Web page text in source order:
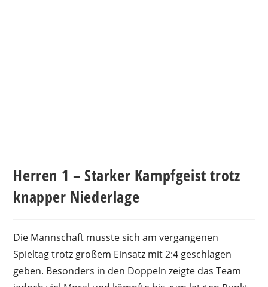
Herren 1 – Starker Kampfgeist trotz
knapper Niederlage
Die Mannschaft musste sich am vergangenen
Spieltag trotz großem Einsatz mit 2:4 geschlagen
geben. Besonders in den Doppeln zeigte das Team